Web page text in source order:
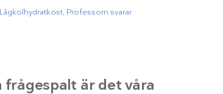
Lågkolhydratkost, Professorn svarar
frågespalt är det våra